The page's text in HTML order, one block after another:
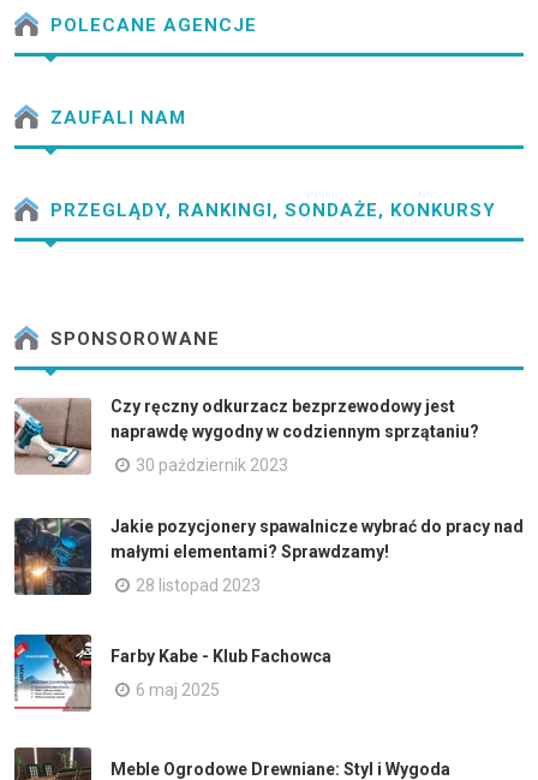
POLECANE AGENCJE
ZAUFALI NAM
PRZEGLĄDY, RANKINGI, SONDAŻE, KONKURSY
SPONSOROWANE
Czy ręczny odkurzacz bezprzewodowy jest
naprawdę wygodny w codziennym sprzątaniu?
30 październik 2023
Jakie pozycjonery spawalnicze wybrać do pracy nad
małymi elementami? Sprawdzamy!
28 listopad 2023
Farby Kabe - Klub Fachowca
6 maj 2025
Meble Ogrodowe Drewniane: Styl i Wygoda